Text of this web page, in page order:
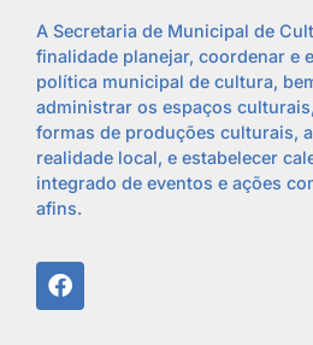
A Secretaria de Municipal de
finalidade planejar, coordenar e
política municipal de cultura,
administrar os espaços
formas de produções culturais,
realidade local, e estabelecer
integrado de eventos e ações
afins.